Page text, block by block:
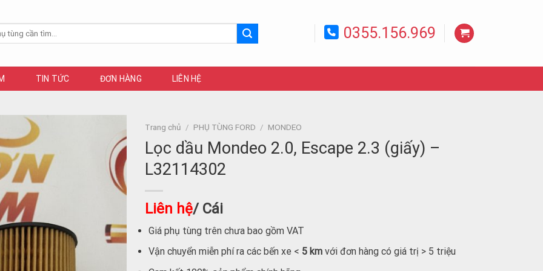
0355.156.969
TIN TỨC ĐƠN HÀNG LIÊN HỆ
Trang chủ / PHỤ TÙNG FORD / MONDEO
Lọc dầu Mondeo 2.0, Escape 2.3 (giấy) –
L32114302
Liên hệ/ Cái
Giá phụ tùng trên chưa bao gồm VAT
Vận chuyển miễn phí ra các bến xe < 5 kmvới đơn hàng có giá trị > 5 triệu